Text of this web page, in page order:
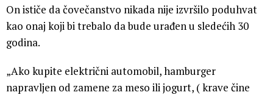
On ističe da čovečanstvo nikada nije izvršilo poduhvat
kao onaj koji bi trebalo da bude urađen u sledećih 30
godina.
„Ako kupite električni automobil, hamburger
napravljen od zamene za meso ili jogurt, ( krave čine